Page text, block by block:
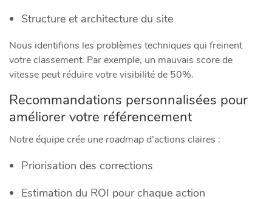
Structure et architecture du site
Nous identifions les problèmes techniques qui freinent
votre classement. Par exemple, un mauvais score de
vitesse peut réduire votre visibilité de 50%.
Recommandations personnalisées pour
améliorer votre référencement
Notre équipe crée une roadmapd’actions claires :
Priorisation des corrections
Estimation du ROI pour chaque action